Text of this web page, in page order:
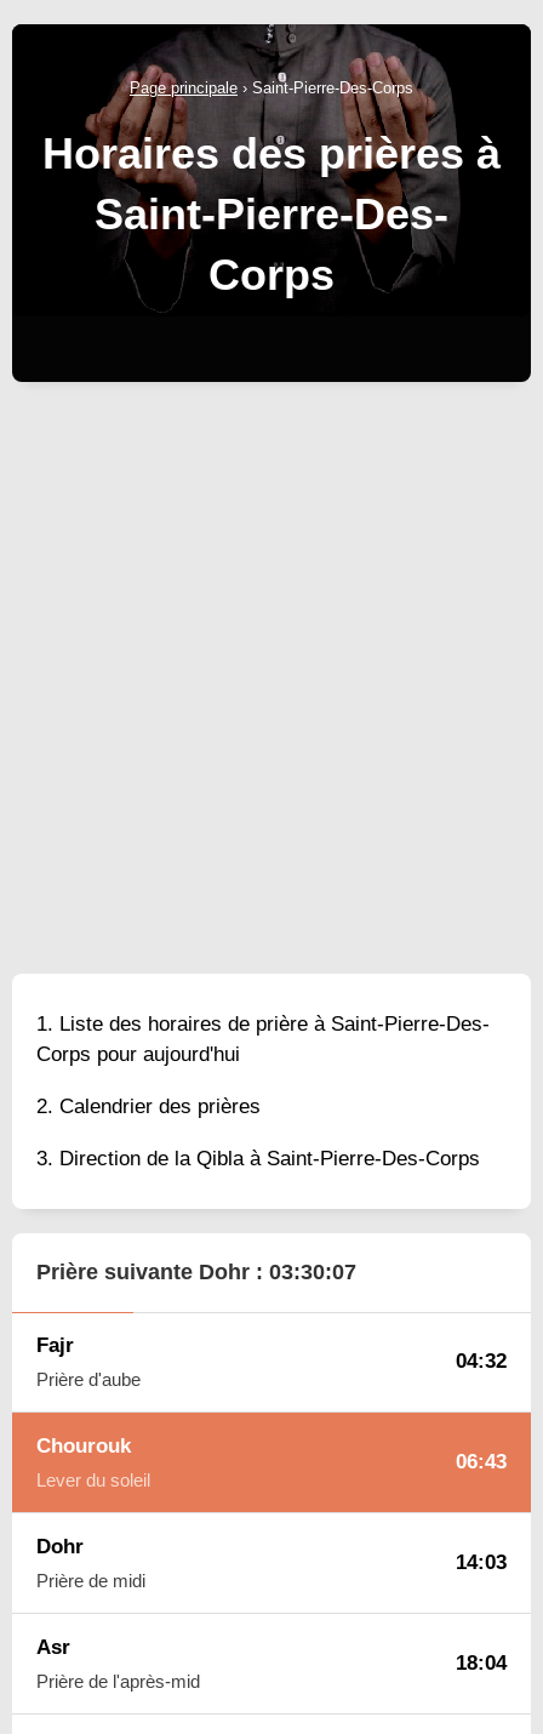
Page principale › Saint-Pierre-Des-Corps
Horaires des prières à
Saint-Pierre-Des-
Corps
Liste des horaires de prière à Saint-Pierre-Des-
Corps pour aujourd'hui
Calendrier des prières
Direction de la Qibla à Saint-Pierre-Des-Corps
Prière suivante Dohr : 03:30:06
Fajr
Prière d'aube
04:32
Chourouk
Lever du soleil
06:43
Dohr
Prière de midi
14:03
Asr
Prière de l'après-mid
18:04